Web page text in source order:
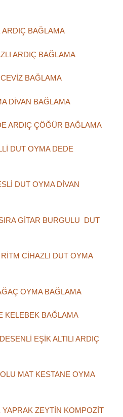
ARDIÇ BAĞLAMA
ARDIÇ BAĞLAMA
BAĞLAMA
DİVAN BAĞLAMA
ARDIÇ ÇÖĞÜR BAĞLAMA
DUT OYMA DEDE
DUT OYMA DİVAN
GİTAR BURGULU DUT
CİHAZLI DUT OYMA
OYMA BAĞLAMA
KELEBEK BAĞLAMA
EŞİK ALTILI ARDIÇ
MAT KESTANE OYMA
ZEYTİN KOMPOZİT